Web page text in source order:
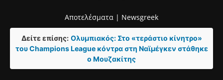
Αποτελέσματα | Newsgreek
Δείτε επίσης: Ολυμπιακός: Στο «τεράστιο κίνητρο»
του Champions League κόντρα στη Ναϊμέγκεν στάθηκε
ο Μουζακίτης